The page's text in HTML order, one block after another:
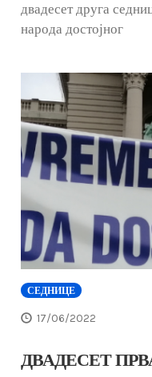
двадесет друга
народа достојног
СЕДНИЦЕ
17/06/2022
ДВАДЕСЕТ